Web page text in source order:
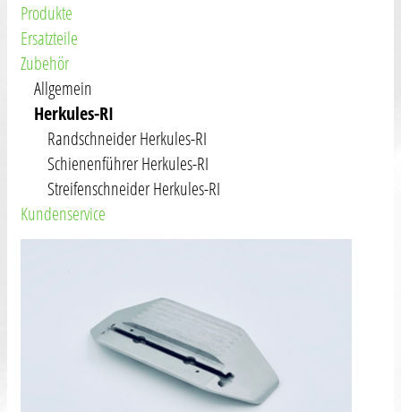
Produkte
Ersatzteile
Zubehör
Allgemein
Herkules-RI
Randschneider Herkules-RI
Schienenführer Herkules-RI
Streifenschneider Herkules-RI
Kundenservice